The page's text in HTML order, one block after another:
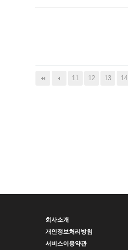
11 12 13 14
회사소개
개인정보처리방침
서비스이용약관